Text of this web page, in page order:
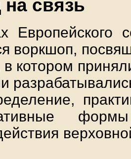
связь
Европейского
воркшоп,
в котором